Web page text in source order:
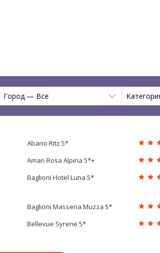
Город — Все
Abano Ritz 5*
Aman Rosa Alpina 5*+
Baglioni Hotel Luna 5*
Baglioni Masseria Muzza 5*
Bellevue Syrene 5*